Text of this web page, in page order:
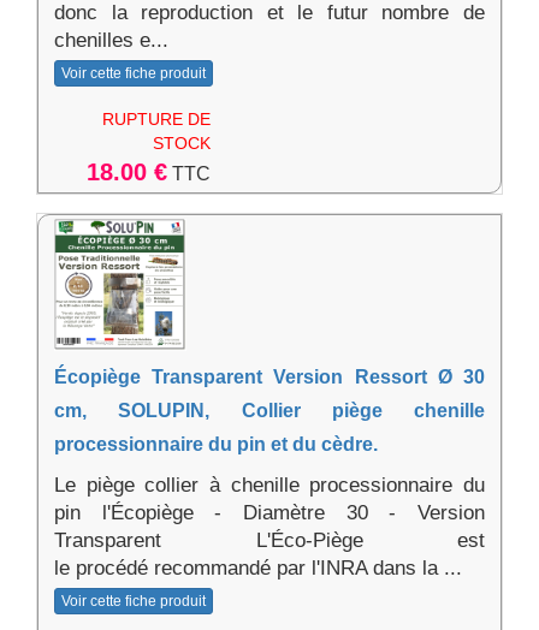
donc la reproduction et le futur nombre de
chenilles e...
Voir cette fiche produit
RUPTURE DE
STOCK
18.00 € TTC
Écopiège Transparent Version Ressort Ø 30
cm, SOLUPIN, Collier piège chenille
processionnaire du pin et du cèdre.
Le piège collier à chenille processionnaire du
pin l'Écopiège - Diamètre 30 - Version
Transparent L'Éco-Piège est
le procédé recommandé par l'INRA dans la ...
Voir cette fiche produit